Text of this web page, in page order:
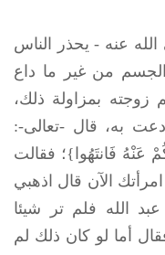
عنه - يحذر الناس
من غير ما داع
بمزاولة ذلك،
به، قال -تعالى-:
عَنْهُ فَانتَهُوا}؛ فقالت
الآن قال اذهبي
الله فلم تر شيئا
أما لو كان ذلك لم